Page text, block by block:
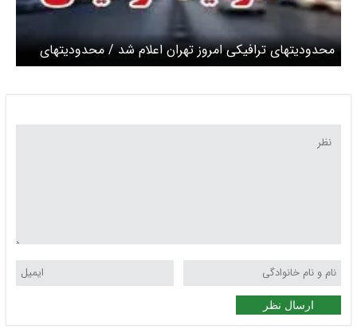
محدودیتهای ترافیکی امروز تهران اعلام شد / محدودیتهای
گسترده در خیابانهای اطراف میدان امام حسین تا آزادی در
ارسال نظر